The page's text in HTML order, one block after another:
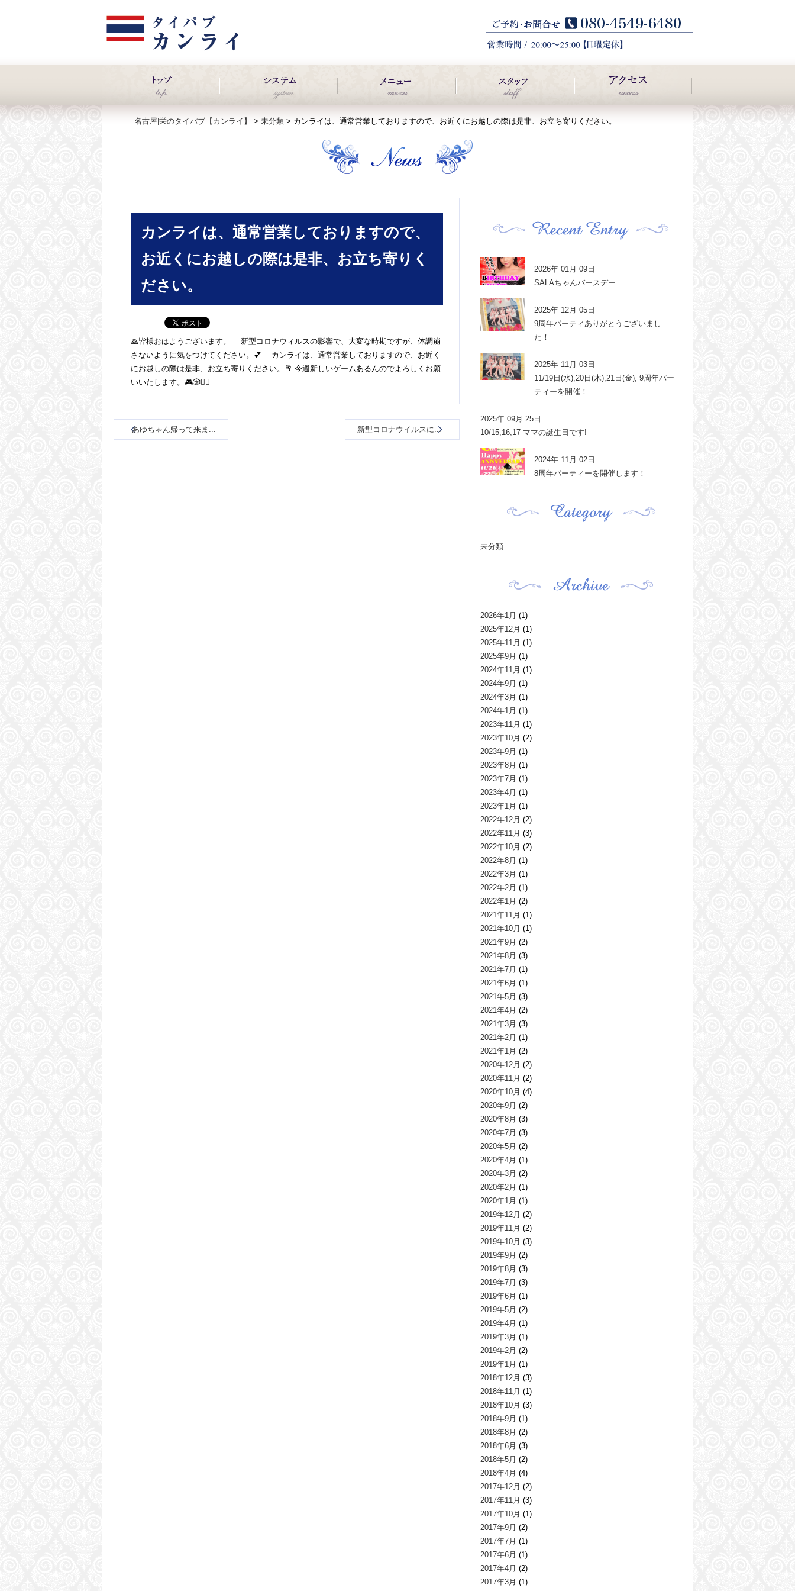
名古屋|栄のタイパブ【カンライ】 > 未分類 > カンライは、通常営業しておりますので、お近くにお越しの際は是非、お立ち寄りください。
カンライは、通常営業しておりますので、
お近くにお越しの際は是非、お立ち寄りく
ださい。
🙏皆様おはようございます。 新型コロナウィルスの影響で、大変な時期ですが、体調崩
さないように気をつけてください。💕 カンライは、通常営業しておりますので、お近く
にお越しの際は是非、お立ち寄りください。🥂 今週新しいゲームあるんのでよろしくお願
いいたします。🎮🎲🙇‍♀
あゆちゃん帰って来ま... 新型コロナウイルスに...
2026年 01月 09日
SALAちゃんバースデー
2025年 12月 05日
9周年パーティありがとうございまし
た！
2025年 11月 03日
11/19日(水),20日(木),21日(金), 9周年パー
ティーを開催！
2025年 09月 25日
10/15,16,17 ママの誕生日です!
2024年 11月 02日
8周年パーティーを開催します！
未分類
2026年1月 (1)
2025年12月 (1)
2025年11月 (1)
2025年9月 (1)
2024年11月 (1)
2024年9月 (1)
2024年3月 (1)
2024年1月 (1)
2023年11月 (1)
2023年10月 (2)
2023年9月 (1)
2023年8月 (1)
2023年7月 (1)
2023年4月 (1)
2023年1月 (1)
2022年12月 (2)
2022年11月 (3)
2022年10月 (2)
2022年8月 (1)
2022年3月 (1)
2022年2月 (1)
2022年1月 (2)
2021年11月 (1)
2021年10月 (1)
2021年9月 (2)
2021年8月 (3)
2021年7月 (1)
2021年6月 (1)
2021年5月 (3)
2021年4月 (2)
2021年3月 (3)
2021年2月 (1)
2021年1月 (2)
2020年12月 (2)
2020年11月 (2)
2020年10月 (4)
2020年9月 (2)
2020年8月 (3)
2020年7月 (3)
2020年5月 (2)
2020年4月 (1)
2020年3月 (2)
2020年2月 (1)
2020年1月 (1)
2019年12月 (2)
2019年11月 (2)
2019年10月 (3)
2019年9月 (2)
2019年8月 (3)
2019年7月 (3)
2019年6月 (1)
2019年5月 (2)
2019年4月 (1)
2019年3月 (1)
2019年2月 (2)
2019年1月 (1)
2018年12月 (3)
2018年11月 (1)
2018年10月 (3)
2018年9月 (1)
2018年8月 (2)
2018年6月 (3)
2018年5月 (2)
2018年4月 (4)
2017年12月 (2)
2017年11月 (3)
2017年10月 (1)
2017年9月 (2)
2017年7月 (1)
2017年6月 (1)
2017年4月 (2)
2017年3月 (1)